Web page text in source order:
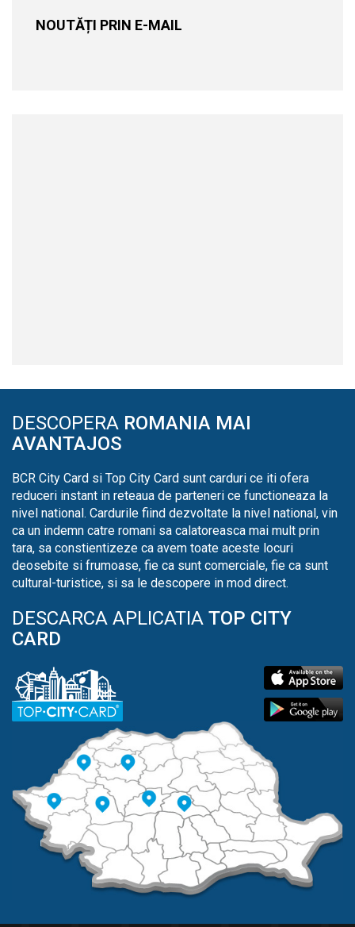
NOUTĂȚI PRIN E-MAIL
DESCOPERA ROMANIA MAI
AVANTAJOS
BCR City Card si Top City Card sunt carduri ce iti ofera
reduceri instant in reteaua de parteneri ce functioneaza la
nivel national. Cardurile fiind dezvoltate la nivel national, vin
ca un indemn catre romani sa calatoreasca mai mult prin
tara, sa constientizeze ca avem toate aceste locuri
deosebite si frumoase, fie ca sunt comerciale, fie ca sunt
cultural-turistice, si sa le descopere in mod direct.
DESCARCA APLICATIA TOP CITY
CARD